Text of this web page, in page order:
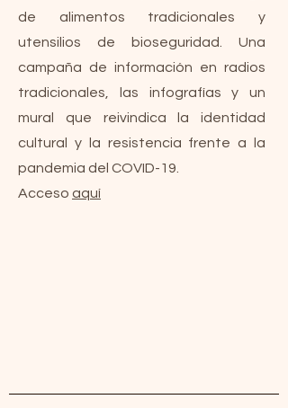
de alimentos tradicionales y
utensilios de bioseguridad. Una
campaña de información en radios
tradicionales, las infografías y un
mural que reivindica la identidad
cultural y la resistencia frente a la
pandemia del COVID-19.
Acceso aquí